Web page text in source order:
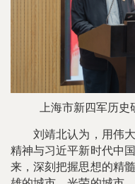
上海市新四军历
刘靖北认为，用伟大
精神与习近平新时代中
来，深刻把握思想的精